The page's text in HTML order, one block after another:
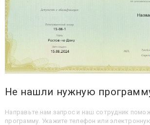
Не нашли нужную
Направьте нам запрос и наш сотрудник
программу. Укажите телефон или